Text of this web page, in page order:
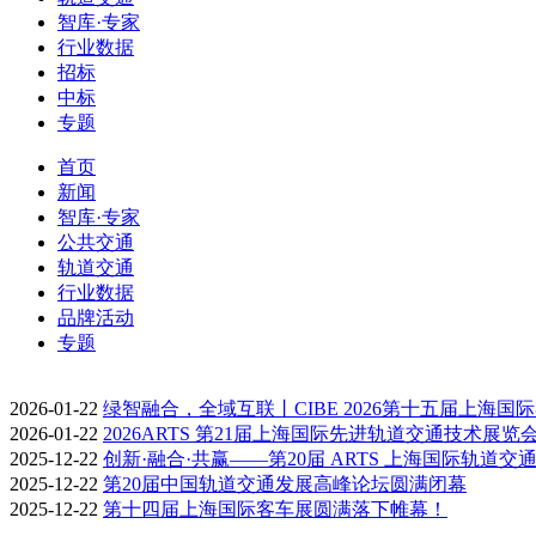
智库·专家
行业数据
招标
中标
专题
首页
新闻
智库·专家
公共交通
轨道交通
行业数据
品牌活动
专题
2026-01-22 绿智融合，全域互联丨CIBE 2026第十五届上海国
2026-01-22 2026ARTS 第21届上海国际先进轨道交通技术展览
2025-12-22 创新·融合·共赢——第20届 ARTS 上海国际轨道交
2025-12-22 第20届中国轨道交通发展高峰论坛圆满闭幕
2025-12-22 第十四届上海国际客车展圆满落下帷幕！